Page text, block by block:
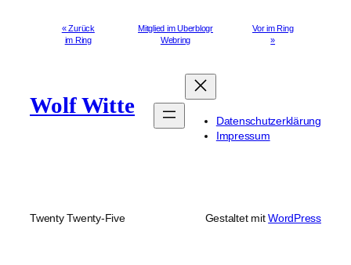
« Zurück
im Ring
Mitglied im Uberblogr
Webring
Vor im Ring
»
Wolf Witte
Datenschutzerklärung
Impressum
Twenty Twenty-Five Gestaltet mitWordPress